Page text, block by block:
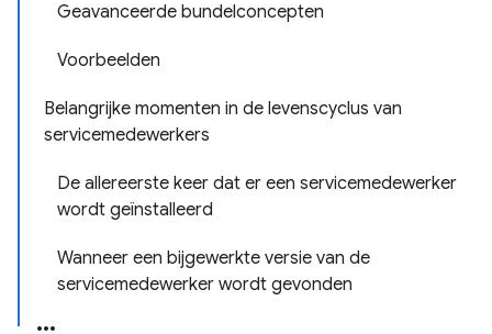
Geavanceerde bundelconcepten
Voorbeelden
Belangrijke momenten in de levenscyclus van
servicemedewerkers
De allereerste keer dat er een servicemedewerker
wordt geïnstalleerd
Wanneer een bijgewerkte versie van de
servicemedewerker wordt gevonden